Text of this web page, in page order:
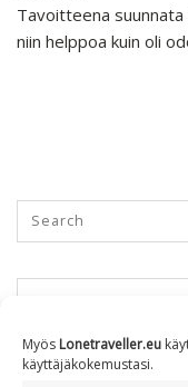
Myös Lonetraveller.eu
käyttäjäkokemustasi.
Tavoitteena
niin helppoa kuin oli
Kuukausittain